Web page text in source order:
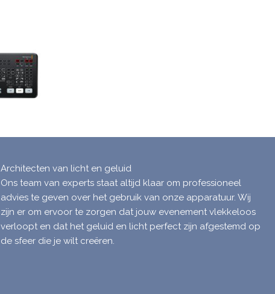
Architecten van licht en geluid
Ons team van experts staat altijd klaar om professioneel
advies te geven over het gebruik van onze apparatuur. Wij
zijn er om ervoor te zorgen dat jouw evenement vlekkeloos
verloopt en dat het geluid en licht perfect zijn afgestemd op
de sfeer die je wilt creëren.